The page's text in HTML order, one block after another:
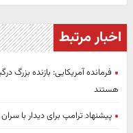
اخبار مرتبط
فرمانده آمریکایی: بازنده بزرگ
هستند
پیشنهاد ترامپ برای دیدار با